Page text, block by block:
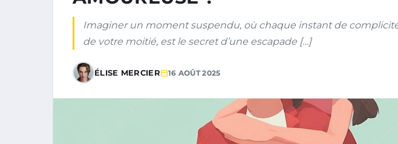
Imaginer un moment suspendu, où chaque instant de
de votre moitié, est le secret d’une escapade […]
ÉLISE MERCIER 16 AOÛT 2025